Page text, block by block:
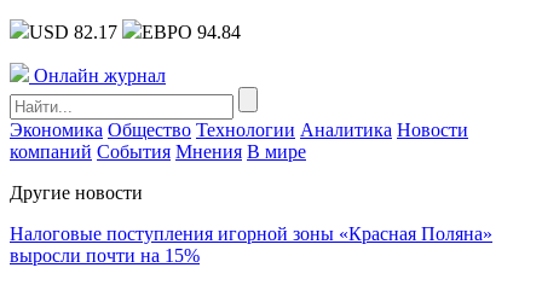
USD 82.17 ЕВРО 94.84
Онлайн журнал
Экономика Общество Технологии Аналитика Новости
компаний События Мнения В мире
Другие новости
Налоговые поступления игорной зоны «Красная Поляна»
выросли почти на 15%